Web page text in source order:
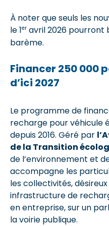
À noter que seuls les
le 1er avril 2026 pourront
barème.
Financer 250 000
d’ici 2027
Le programme de
recharge pour véhicule
depuis 2016. Géré par
de la Transition
de l’environnement et
accompagne les
les collectivités,
infrastructure de
en entreprise, sur un
la voirie publique.